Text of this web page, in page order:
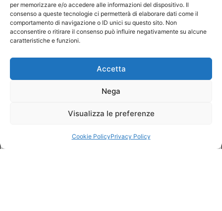
per memorizzare e/o accedere alle informazioni del dispositivo. Il
consenso a queste tecnologie ci permetterà di elaborare dati come il
comportamento di navigazione o ID unici su questo sito. Non
acconsentire o ritirare il consenso può influire negativamente su alcune
caratteristiche e funzioni.
Accetta
Nega
Visualizza le preferenze
Cookie PolicyPrivacy Policy